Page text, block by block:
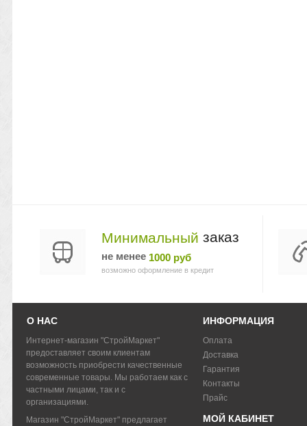
Минимальный заказ
не менее 1000 руб
возможно оформление в кредит
О НАС
Интернет-магазин "СтройМаркет"
предоставляет своим клиентам
возможность приобрести качественные
современные товары. Мы работаем как с
частными лицами, так и с
организациями.
Магазин "СтройМаркет" предлагает
ИНФОРМАЦИЯ
Оплата
Доставка
Гарантия
Контакты
Прайс
МОЙ КАБИНЕТ